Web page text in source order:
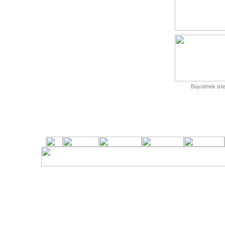
Büyütmek